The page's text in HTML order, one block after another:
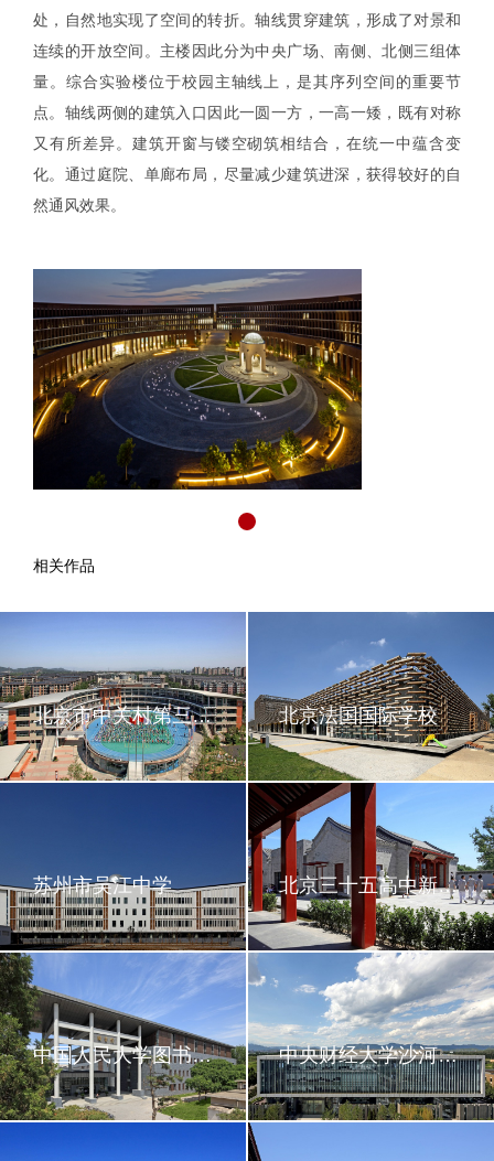
处，自然地实现了空间的转折。轴线贯穿建筑，形成了对景和
连续的开放空间。主楼因此分为中央广场、南侧、北侧三组体
量。综合实验楼位于校园主轴线上，是其序列空间的重要节
点。轴线两侧的建筑入口因此一圆一方，一高一矮，既有对称
又有所差异。建筑开窗与镂空砌筑相结合，在统一中蕴含变
化。通过庭院、单廊布局，尽量减少建筑进深，获得较好的自
然通风效果。
相关作品
北京市中关村第三小学 北京法国国际学校
苏州市吴江中学 北京三十五高中新校区
中国人民大学图书馆新馆 中央财经大学沙河新校区